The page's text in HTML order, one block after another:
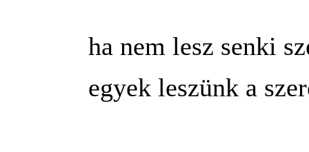
ha nem lesz senki
egyek leszünk a